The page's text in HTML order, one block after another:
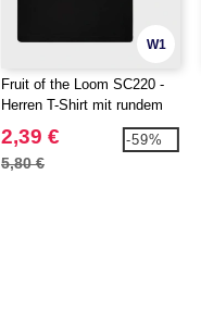
W1
Fruit of the Loom SC220 -
Herren T-Shirt mit rundem
2,39 €
5,80 €
-59%